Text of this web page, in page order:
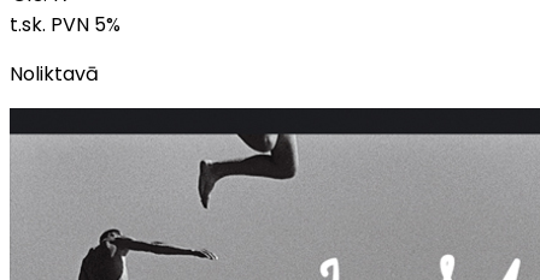
t.sk. PVN 5%
Noliktavā